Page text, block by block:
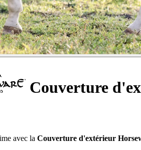
Couverture
avec la Couverture d'extérieur